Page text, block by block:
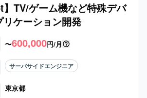
】TV/ゲーム機など特殊デバ
ケーション開発
〜600,000円/月
サーバサイドエンジニア
東京都